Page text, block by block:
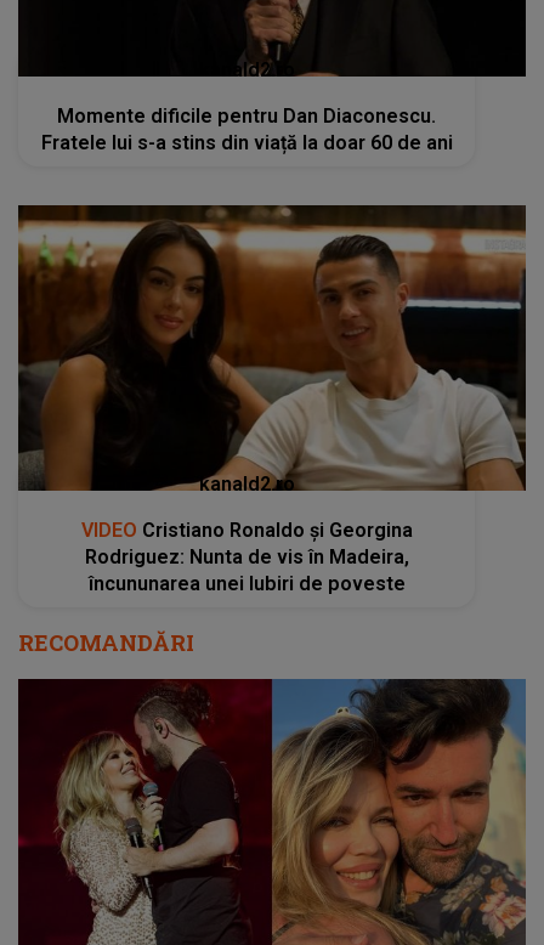
kanald2.ro
Momente dificile pentru Dan Diaconescu.
Fratele lui s-a stins din viață la doar 60 de ani
kanald2.ro
VIDEO Cristiano Ronaldo și Georgina
Rodriguez: Nunta de vis în Madeira,
încununarea unei Iubiri de poveste
RECOMANDĂRI